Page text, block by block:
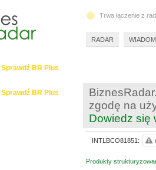
zgodę na
Dowiedz się
Produkty
INTLBCO81851:
Sprawdź BR Plus
Sprawdź BR Plus
Trwa łączenie z
RADAR